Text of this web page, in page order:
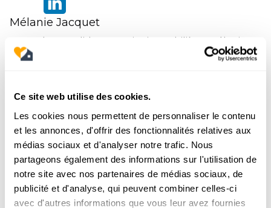
Ce site web utilise des cookies.
Les cookies nous permettent de personnaliser le contenu
et les annonces, d'offrir des fonctionnalités relatives aux
médias sociaux et d'analyser notre trafic. Nous
partageons également des informations sur l'utilisation de
notre site avec nos partenaires de médias sociaux, de
publicité et d'analyse, qui peuvent combiner celles-ci
avec d'autres informations que vous leur avez fournies
Mélanie Jacquet
Forte d'une solide expertise immobilière, Mélanie
Jacquet accompagne les particuliers dans leurs
projets de vie et d'investissement.
autour de l'immobilier : des villes les plus rentables
en France et en Espagne aux guides pratiques pour
optimiser sa gestion locative, elle partage sans filtre
ses succès et ses analyses de terrain.
Sa double casquette de responsable marketing et
de passionnée d'immo lui permet de transformer
des sujets complexes en stratégies actionnables
pour bâtir un patrimoine solide.